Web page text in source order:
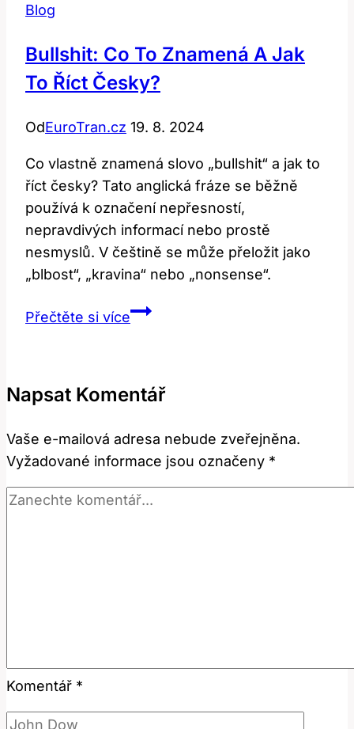
Blog
Bullshit: Co To Znamená A Jak
To Říct Česky?
OdEuroTran.cz 19. 8. 2024
Co vlastně znamená slovo „bullshit“ a jak to
říct česky? Tato anglická fráze se běžně
používá k označení nepřesností,
nepravdivých informací nebo prostě
nesmyslů. V češtině se může přeložit jako
„blbost“, „kravina“ nebo „nonsense“.
Přečtěte si víceBullshit:
a
to
říct
česky?
Napsat Komentář
Vaše e-mailová adresa nebude zveřejněna.
Vyžadované informace jsou označeny *
Komentář *